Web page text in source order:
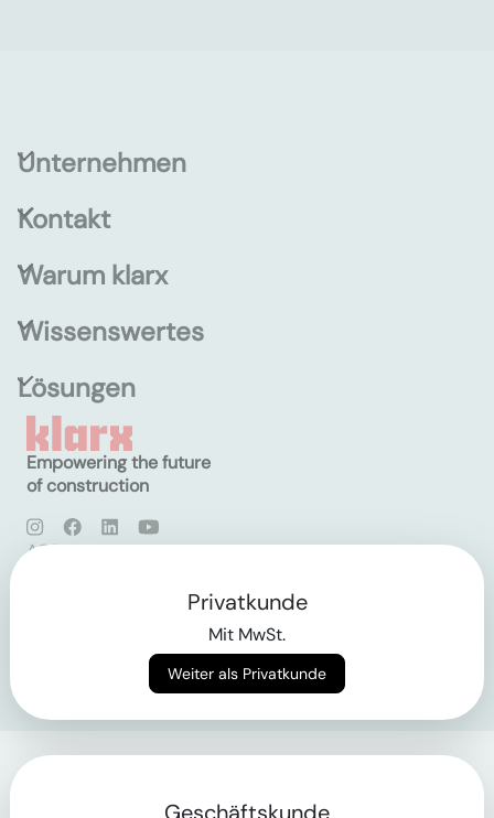
Unternehmen
Kontakt
Warum klarx
Wissenswertes
Lösungen
Empowering the future
of construction
AGB
Privatkunde
Mit MwSt.
Weiter als Privatkunde